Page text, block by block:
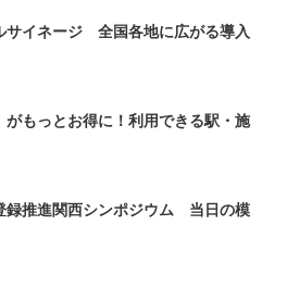
サイネージ 全国各地に広がる導入
がもっとお得に！利用できる駅・施
録推進関西シンポジウム 当日の模